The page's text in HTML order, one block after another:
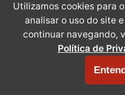
Onyeka Okongwu
Dyson Daniels
Utilizamos cookies para
analisar o uso do site
continuar navegando,
Política de